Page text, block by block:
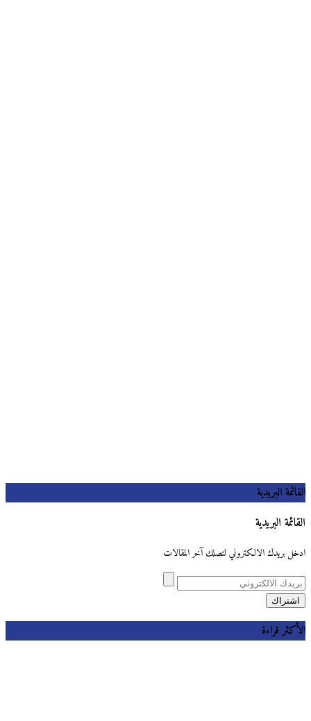
القائمة البريدية
القائمة البريدية
ادخل بريدك الالكتروني لتصلك آخر المقالات
الأكثر قراءة